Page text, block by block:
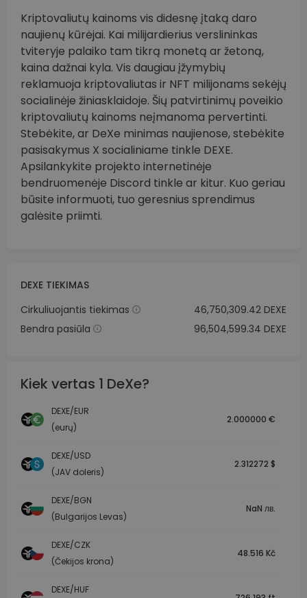
Kriptovaliutų kainoms vis didesnę įtaką daro
naujienų kūrėjai. Kai milijardierius verslininkas
tviteryje palaiko tam tikrą monetą ar žetoną,
kaina dažnai kyla. Vis daugiau įžymybių
reklamuoja kriptovaliutas ir NFT milijonams sekėjų
socialinėje žiniasklaidoje. Šių patvirtinimų poveikio
kriptovaliutų kainoms neįmanoma pervertinti.
Stebėkite, ar DeXe minimas naujienose, stebėkite
pasisakymus X socialiniame tinkle DEXE.
Apsilankykite projekto internetinėje
bendruomenėje Discord tinkle ar kitur. Kuo geriau
būsite informuoti, tuo geresnius sprendimus
galėsite priimti.
DEXE TIEKIMAS
Cirkuliuojantis tiekimas
46,750,309.42 DEXE
Bendra pasiūla
96,504,599.34 DEXE
Kiek vertas 1 DeXe?
DEXE/EUR
(eurų)
2.000000 €
DEXE/USD
(JAV doleris)
2.312272 $
DEXE/BGN
(Bulgarijos Levas)
NaN лв.
DEXE/CZK
(Čekijos krona)
48.516 Kč
DEXE/HUF